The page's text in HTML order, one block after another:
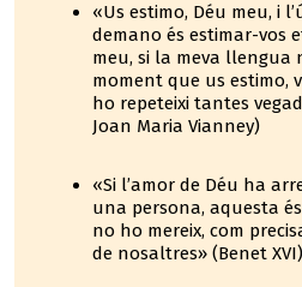
«Us estimo, Déu meu, i
demano és estimar-vos
meu, si la meva llengua
moment que us estimo,
ho repeteixi tantes
Joan Maria Vianney)
«Si l’amor de Déu ha
una persona, aquesta
no ho mereix, com
de nosaltres» (Benet XVI)